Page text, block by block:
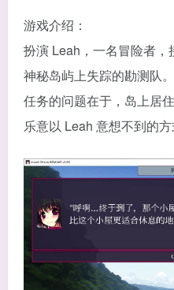
游戏介绍：
扮演 Leah，一名冒险者
神秘岛屿上失踪的勘测队。
任务的问题在于，岛上居
乐意以 Leah 意想不到的